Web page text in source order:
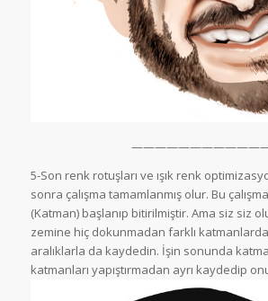
5-Son renk rotuşları ve ışık renk
sonra çalışma tamamlanmış olur. Bu
(Katman) başlanıp bitirilmiştir. Ama siz siz
zemine hiç dokunmadan farklı
aralıklarla da kaydedin. İşin sonunda
katmanları yapıştırmadan ayrı kaydedip